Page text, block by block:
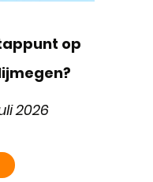
op
2026